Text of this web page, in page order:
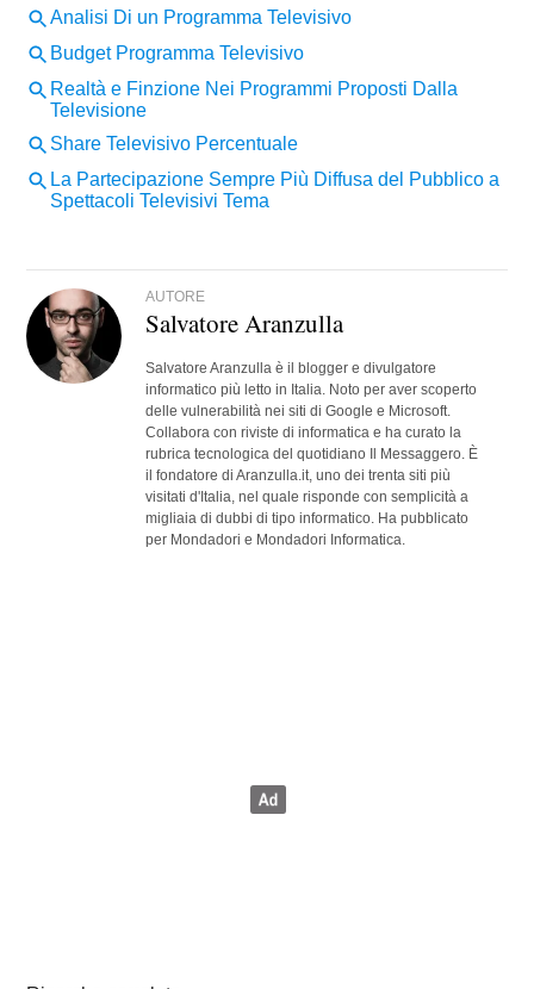
AUTORE
Salvatore Aranzulla
Salvatore Aranzulla è il blogger e divulgatore
informatico più letto in Italia. Noto per aver scoperto
delle vulnerabilità nei siti di Google e Microsoft.
Collabora con riviste di informatica e ha curato la
rubrica tecnologica del quotidiano Il Messaggero. È
il fondatore di Aranzulla.it, uno dei trenta siti più
visitati d'Italia, nel quale risponde con semplicità a
migliaia di dubbi di tipo informatico. Ha pubblicato
per Mondadori e Mondadori Informatica.